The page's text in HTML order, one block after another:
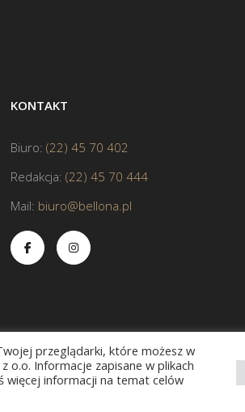
KONTAKT
Biuro: (22) 45 70 402
Redakcja: (22) 45 70 444
Mail: biuro@bellona.pl
przeglądarki, które możesz w
o.o. Informacje zapisane w plikach
więcej informacji na temat celów